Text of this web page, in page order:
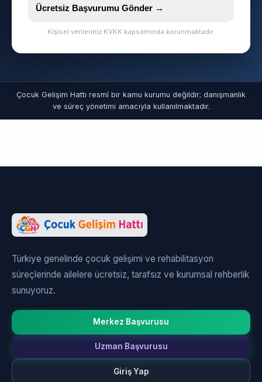
Ücretsiz Başvurumu Gönder →
Kişisel verileriniz KVKK kapsamında korunmaktadır.
Çocuk Gelişim Hattı resmî bir kamu kurumu değildir; danışmanlık
ve süreç yönetimi amacıyla kullanılmaktadır.
Türkiye genelinde çocuk gelişimi ve rehabilitasyon
süreçlerinde ailelere ücretsiz, tarafsız ve kurumsal rehberlik
sunuyoruz.
Merkez Başvurusu
Uzman Başvurusu
Giriş Yap